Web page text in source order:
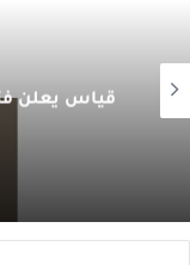
‏‏قياس يعلن